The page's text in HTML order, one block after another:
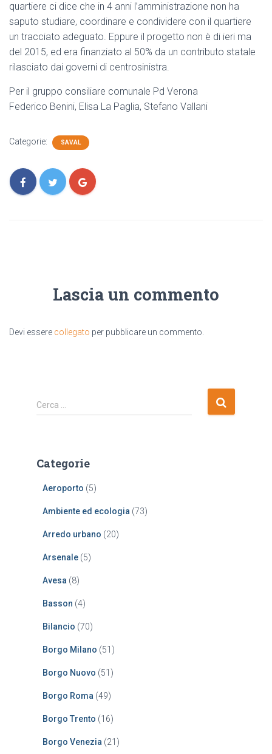
quartiere ci dice che in 4 anni l’amministrazione non ha
saputo studiare, coordinare e condividere con il quartiere
un tracciato adeguato. Eppure il progetto non è di ieri ma
del 2015, ed era finanziato al 50% da un contributo statale
rilasciato dai governi di centrosinistra.
Per il gruppo consiliare comunale Pd Verona
Federico Benini, Elisa La Paglia, Stefano Vallani
Categorie: SAVAL
Lascia un commento
Devi essere collegato per pubblicare un commento.
R
i
c
Cerca …
Categorie
Aeroporto (5)
Ambiente ed ecologia (73)
Arredo urbano (20)
Arsenale (5)
Avesa (8)
Basson (4)
Bilancio (70)
Borgo Milano (51)
Borgo Nuovo (51)
Borgo Roma (49)
Borgo Trento (16)
Borgo Venezia (21)